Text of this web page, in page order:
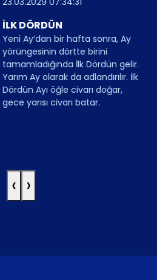
İLK DÖRDÜN
Yeni Ay’dan bir hafta sonra, Ay
yörüngesinin dörtte birini
tamamladığında İlk Dördün gelir.
Yarım Ay olarak da adlandırılır. İlk
Dördün Ayı öğle civarı doğar,
gece yarısı civarı batar.
‹ ›